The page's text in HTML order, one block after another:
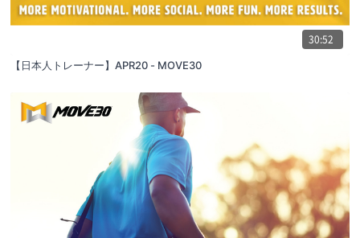
30:52
【日本人トレーナー】APR20 - MOVE30